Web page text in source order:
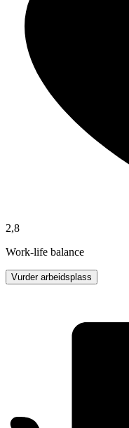
2,8
Work-life balance
Vurder arbeidsplass